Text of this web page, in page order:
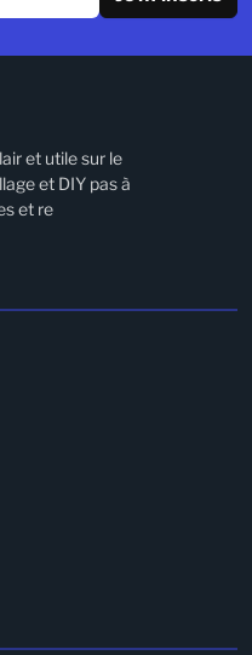
et utile sur le
et DIY pas à
et re